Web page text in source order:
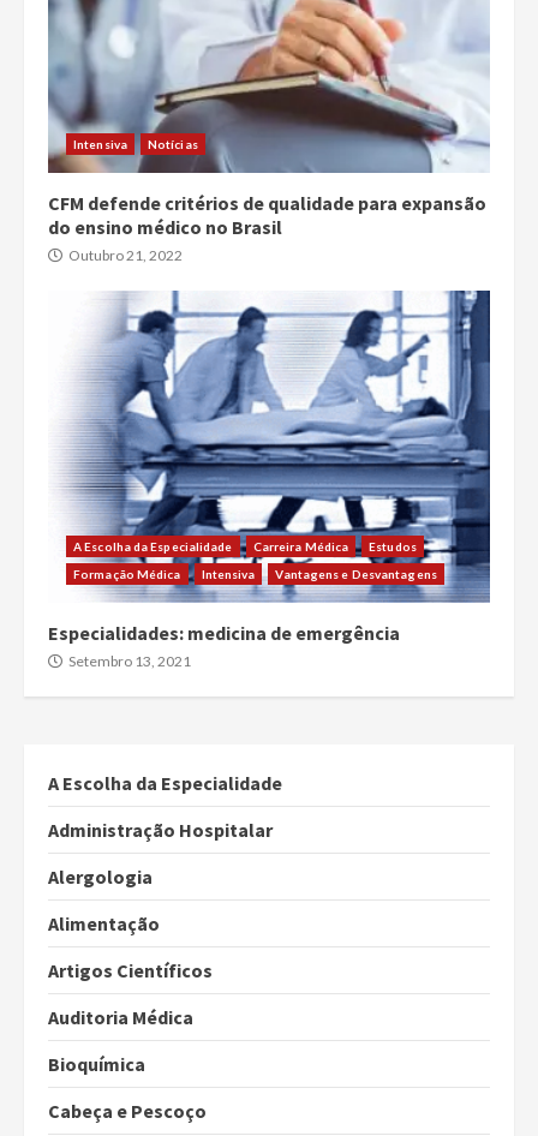
Intensiva Notícias
CFM defende critérios de qualidade para expansão
do ensino médico no Brasil
Outubro 21, 2022
A Escolha da Especialidade Carreira Médica
Estudos
Formação Médica
Intensiva Vantagens e Desvantagens
Especialidades: medicina de emergência
Setembro 13, 2021
A Escolha da Especialidade
Administração Hospitalar
Alergologia
Alimentação
Artigos Científicos
Auditoria Médica
Bioquímica
Cabeça e Pescoço